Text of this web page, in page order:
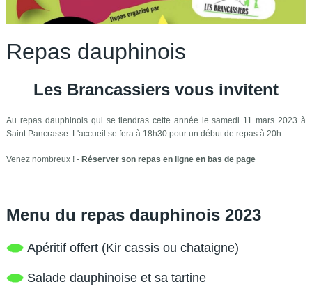
Repas dauphinois
Les Brancassiers vous invitent
Au repas dauphinois qui se tiendras cette année le samedi 11 mars 2023 à
Saint Pancrasse. L'accueil se fera à 18h30 pour un début de repas à 20h.
Venez nombreux ! - Réserver son repas en ligne en bas de page
Menu du repas dauphinois 2023
Apéritif offert (Kir cassis ou chataigne)
Salade dauphinoise et sa tartine